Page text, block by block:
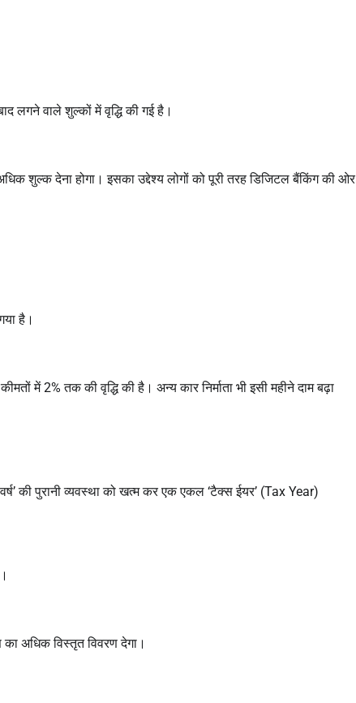
लगने वाले शुल्कों में वृद्धि की गई है।
शुल्क देना होगा। इसका उद्देश्य लोगों को पूरी तरह डिजिटल बैंकिंग की ओर
है।
में 2% तक की वृद्धि की है। अन्य कार निर्माता भी इसी महीने दाम बढ़ा
की पुरानी व्यवस्था को खत्म कर एक एकल ‘टैक्स ईयर’ (Tax Year)
अधिक विस्तृत विवरण देगा।